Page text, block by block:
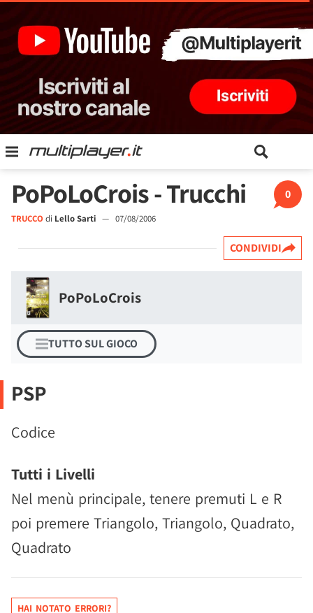
0
PoPoLoCrois - Trucchi
TRUCCO di Lello Sarti — 07/08/2006
CONDIVIDI
PoPoLoCrois
TUTTO SUL GIOCO
PSP
Codice
Tutti i Livelli
Nel menù principale, tenere premuti L e R
poi premere Triangolo, Triangolo, Quadrato,
Quadrato
HAI NOTATO ERRORI?